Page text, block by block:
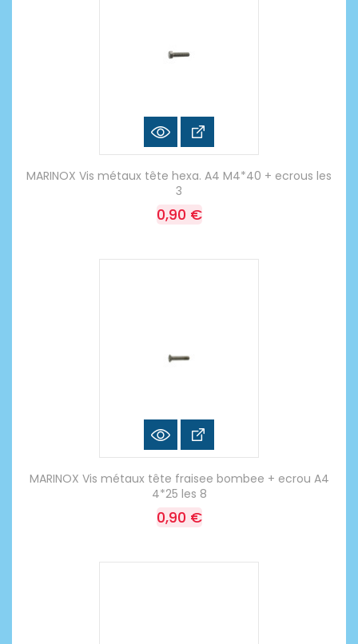
MARINOX Vis métaux tête hexa. A4 M4*40 + ecrous les
3
0,90 €
MARINOX Vis métaux tête fraisee bombee + ecrou A4
4*25 les 8
0,90 €